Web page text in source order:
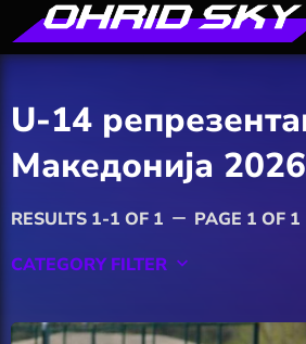
U-14
Македонија 2026
RESULTS 1-1 OF 1 remove PAGE 1 OF 1
CATEGORY FILTER keyboard_arrow_down